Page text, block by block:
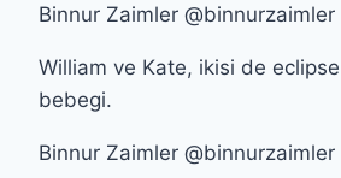
Binnur Zaimler @binnurzaimler
William ve Kate, ikisi de
bebegi.
Binnur Zaimler @binnurzaimler